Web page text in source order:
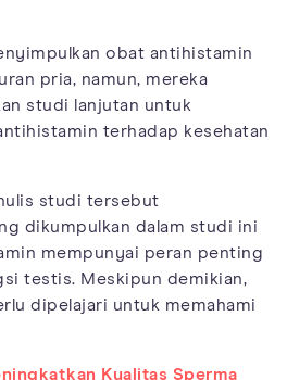
obat antihistamin
pria, namun, mereka
studi lanjutan untuk
terhadap kesehatan
studi tersebut
dikumpulkan dalam studi ini
mempunyai peran penting
testis. Meskipun demikian,
dipelajari untuk memahami
Kualitas Sperma